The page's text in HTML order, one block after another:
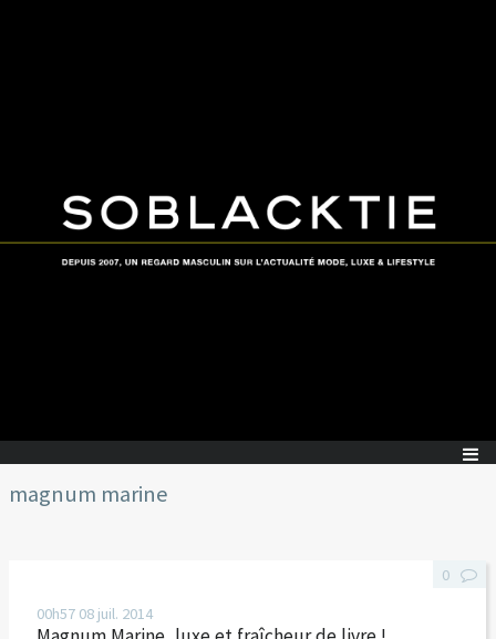
magnum marine
00h57 08 juil. 2014
0